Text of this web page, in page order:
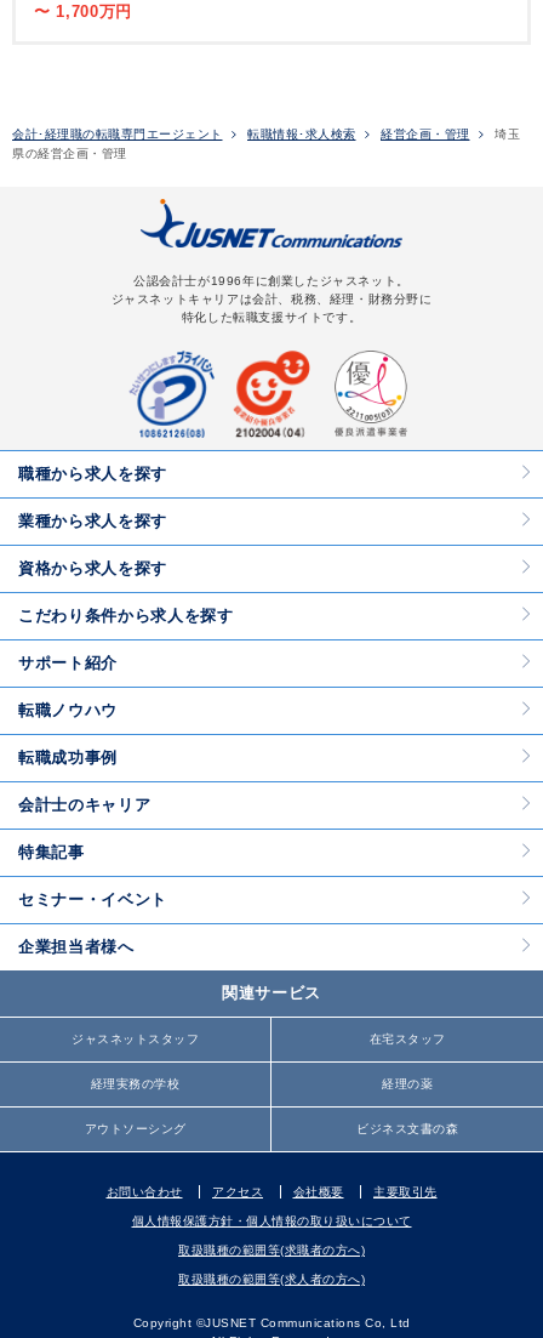
〜 1,700万円
会計･経理職の転職専門エージェント 転職情報･求人検索 経営企画・管理
埼玉
県の経営企画・管理
公認会計士が1996年に創業したジャスネット。
ジャスネットキャリアは会計、税務、経理・財務分野に
特化した転職支援サイトです。
職種から求人を探す
業種から求人を探す
資格から求人を探す
こだわり条件から求人を探す
サポート紹介
転職ノウハウ
転職成功事例
会計士のキャリア
特集記事
セミナー・イベント
企業担当者様へ
関連サービス
ジャスネットスタッフ 在宅スタッフ
経理実務の学校 経理の薬
アウトソーシング ビジネス文書の森
お問い合わせ アクセス 会社概要 主要取引先
個人情報保護方針・個人情報の取り扱いについて
取扱職種の範囲等(求職者の方へ)
取扱職種の範囲等(求人者の方へ)
Copyright ©JUSNET Communications Co, Ltd